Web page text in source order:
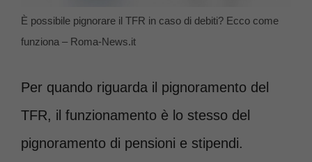
È possibile pignorare il TFR in caso di debiti? Ecco come
funziona – Roma-News.it
Per quando riguarda il pignoramento del
TFR, il funzionamento è lo stesso del
pignoramento di pensioni e stipendi.